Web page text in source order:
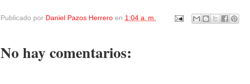
Publicado por Daniel Pazos Herrero en 1:04 a. m.
No hay comentarios: